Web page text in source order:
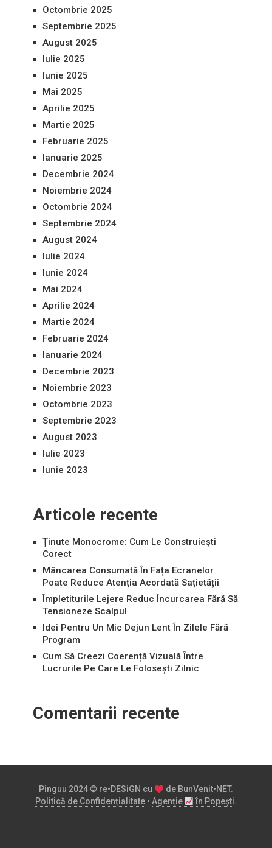
Octombrie 2025
Septembrie 2025
August 2025
Iulie 2025
Iunie 2025
Mai 2025
Aprilie 2025
Martie 2025
Februarie 2025
Ianuarie 2025
Decembrie 2024
Noiembrie 2024
Octombrie 2024
Septembrie 2024
August 2024
Iulie 2024
Iunie 2024
Mai 2024
Aprilie 2024
Martie 2024
Februarie 2024
Ianuarie 2024
Decembrie 2023
Noiembrie 2023
Octombrie 2023
Septembrie 2023
August 2023
Iulie 2023
Iunie 2023
Articole recente
Ținute Monocrome: Cum Le Construiești
Corect
Mâncarea Consumată În Fața Ecranelor
Poate Reduce Atenția Acordată Sațietății
Împletiturile Lejere Reduc Încurcarea Fără Să
Tensioneze Scalpul
Idei Pentru Un Mic Dejun Lent În Zilele Fără
Program
Cum Să Creezi Coerență Vizuală Între
Lucrurile Pe Care Le Folosești Zilnic
Comentarii recente
Pinguu 2024 © re•DESiGN cu de BunVenit•NET.
Politică de Confidențialitate• Agenție în Popești.